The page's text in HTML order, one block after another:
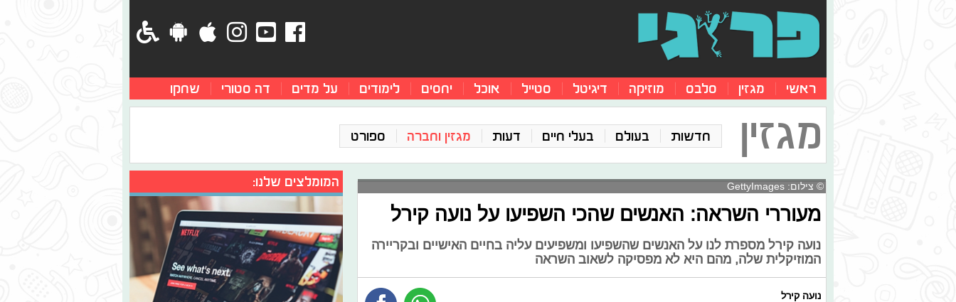
ראשי מגזין סלבס מוזיקה דיגיטל סטייל אוכל יחסים לימודים על מדים דה סטורי שחקו
מגזין חדשות בעולם בעלי חיים דעות מגזין וחברה ספורט
© צילום: GettyImages
מעוררי השראה: האנשים שהכי השפיעו על נועה קירל
נועה קירל מספרת לנו על האנשים שהשפיעו ומשפיעים עליה בחיים האישיים ובקריירה
המוזיקלית שלה, מהם היא לא מפסיקה לשאוב השראה
נועה קירל
המומלצים שלנו: